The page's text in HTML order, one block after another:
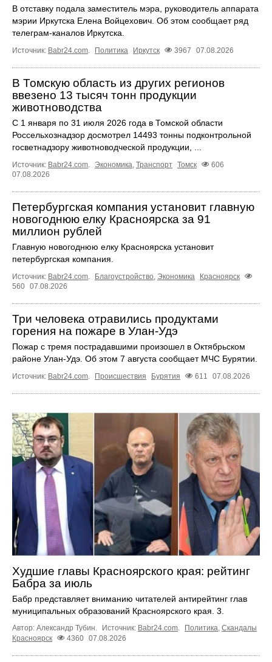
В отставку подала заместитель мэра, руководитель аппарата
мэрии Иркутска Елена Войцехович. Об этом сообщает ряд
телеграм‑каналов Иркутска.
Источник: Babr24.com. Политика Иркутск 3967 07.08.2026
В Томскую область из других регионов
ввезено 13 тысяч тонн продукции
животноводства
С 1 января по 31 июля 2026 года в Томской области
Россельхознадзор досмотрел 14493 тонны подконтрольной
госветнадзору животноводческой продукции, ...
Источник: Babr24.com. Экономика, Транспорт Томск
606
07.08.2026
Петербургская компания установит главную
новогоднюю елку Красноярска за 91
миллион рублей
Главную новогоднюю елку Красноярска установит
петербургская компания.
Источник: Babr24.com. Благоустройство, Экономика
Красноярск
560 07.08.2026
Три человека отравились продуктами
горения на пожаре в Улан-Удэ
Пожар с тремя пострадавшими произошел в Октябрьском
районе Улан-Удэ. Об этом 7 августа сообщает МЧС Бурятии.
Источник: Babr24.com. Происшествия Бурятия 611 07.08.2026
Худшие главы Красноярского края: рейтинг
Бабра за июль
Бабр представляет вниманию читателей антирейтинг глав
муниципальных образований Красноярского края. 3.
Автор: Александр Тубин. Источник: Babr24.com. Политика, Скандалы
Красноярск
4360 07.08.2026